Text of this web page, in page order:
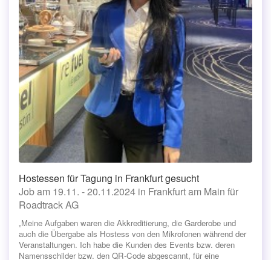
Hostessen für Tagung in Frankfurt gesucht
Job am 19.11. - 20.11.2024 in Frankfurt am Main für
Roadtrack AG
„Meine Aufgaben waren die Akkreditierung, die Garderobe und
auch die Übergabe als Hostess von den Mikrofonen während der
Veranstaltungen. Ich habe die Kunden des Events bzw. deren
Namensschilder bzw. den QR-Code abgescannt, für eine